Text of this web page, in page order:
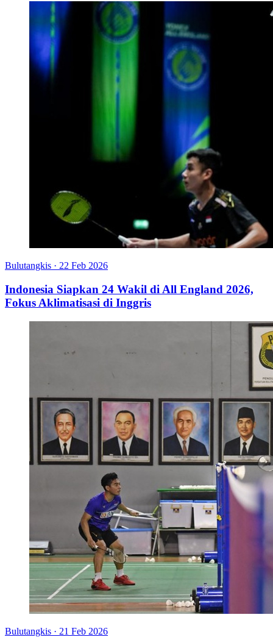
Bulutangkis · 22 Feb 2026
Indonesia Siapkan 24 Wakil di All England 2026,
Fokus Aklimatisasi di Inggris
Bulutangkis · 21 Feb 2026